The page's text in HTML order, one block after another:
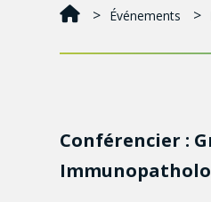
Événements
Conférencier :